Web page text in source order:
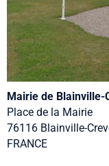
Mairie de Blainville-
Place de la Mairie
76116 Blainville-
FRANCE